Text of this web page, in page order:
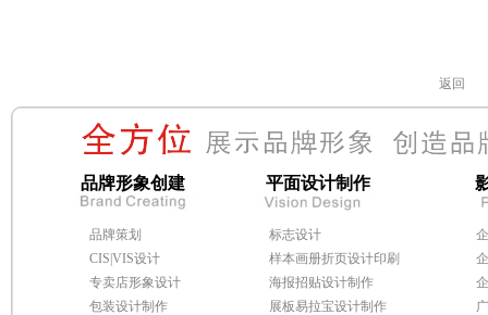
返回
品牌形象创建 平面设计制作
品牌策划
CIS|VIS设计
专卖店形象设计
包装设计制作
标志设计
样本画册折页设计印刷
海报招贴设计制作
展板易拉宝设计制作